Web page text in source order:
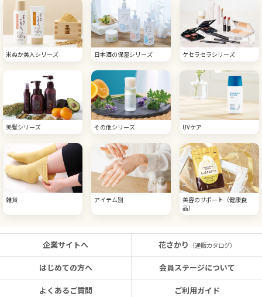
米ぬか美人シリーズ 日本酒の保湿シリーズ ケセラセラシリーズ
美髪シリーズ その他シリーズ UVケア
雑貨 アイテム別
美容のサポート（健康食
品）
企業サイトへ
はじめての方へ
よくあるご質問
花さかり （通販カタログ）
会員ステージについて
ご利用ガイド